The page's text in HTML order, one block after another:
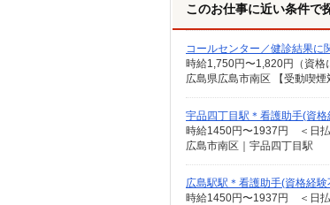
このお仕事に近い条件で
コールセンター／健診結果に
時給1,750円〜1,820円（資格
広島県広島市南区 【受動喫煙
宇品四丁目駅＊看護助手(資
時給1450円〜1937円 ＜日払
広島市南区｜宇品四丁目駅
広島駅駅＊看護助手(資格経
時給1450円〜1937円 ＜日払